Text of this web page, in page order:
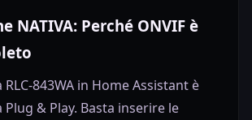
NATIVA: Perché ONVIF è
843WA in Home Assistant è
& Play. Basta inserire le